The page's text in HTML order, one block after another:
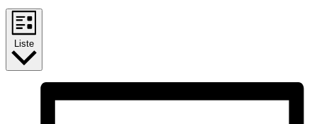
Liste